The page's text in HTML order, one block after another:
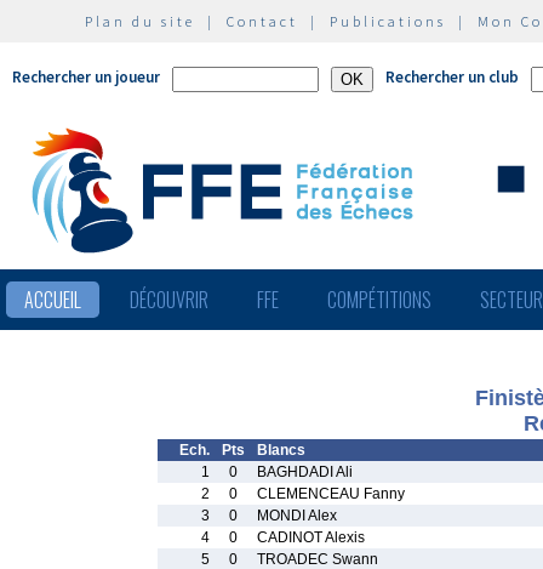
Plan du site | Contact | Publications | Mon
Rechercher un joueur Rechercher un club
ACCUEIL DÉCOUVRIR FFE COMPÉTITIONS
Ech. Pts
Blancs
1
0
BAGHDADI Ali
2
0
CLEMENCEAU Fanny
3
0
MONDI Alex
4
0
CADINOT Alexis
5
0
TROADEC Swann